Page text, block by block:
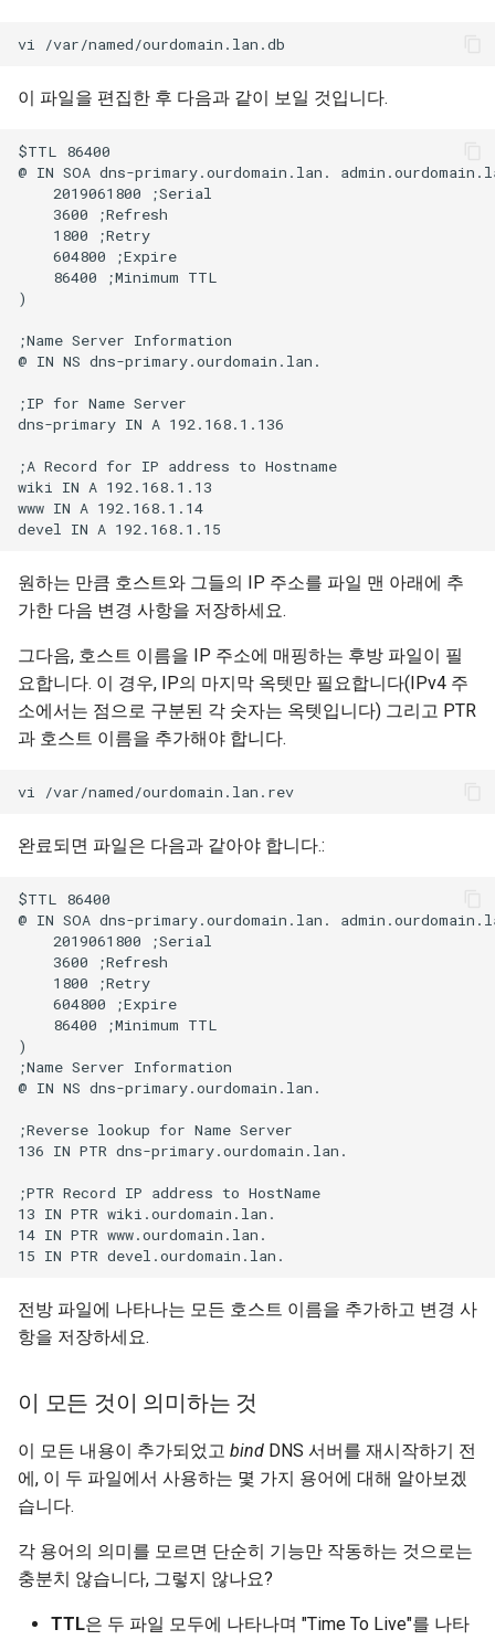
이 파일을 편집한 후 다음과 같이 보일 것입니다.
$TTL 86400
@ IN SOA dns-primary.ourdomain.lan.
    2019061800 ;Serial
    3600 ;Refresh
    1800 ;Retry
    604800 ;Expire
    86400 ;Minimum TTL
)
;Name Server Information
@ IN NS dns-primary.ourdomain.lan.
;IP for Name Server
dns-primary IN A 192.168.1.136
;A Record for IP address to Hostname
wiki IN A 192.168.1.13
www IN A 192.168.1.14
원하는 만큼 호스트와 그들의 IP 주소를 파일 맨 아래에 추
가한 다음 변경 사항을 저장하세요.
그다음, 호스트 이름을 IP 주소에 매핑하는 후방 파일이 필
요합니다. 이 경우, IP의 마지막 옥텟만 필요합니다(IPv4 주
소에서는 점으로 구분된 각 숫자는 옥텟입니다) 그리고 PTR
과 호스트 이름을 추가해야 합니다.
완료되면 파일은 다음과 같아야 합니다.:
$TTL 86400
@ IN SOA dns-primary.ourdomain.lan.
    2019061800 ;Serial
    3600 ;Refresh
    1800 ;Retry
    604800 ;Expire
    86400 ;Minimum TTL
)
;Name Server Information
@ IN NS dns-primary.ourdomain.lan.
;Reverse lookup for Name Server
136 IN PTR dns-primary.ourdomain.lan.
;PTR Record IP address to HostName
13 IN PTR wiki.ourdomain.lan.
14 IN PTR www.ourdomain.lan.
전방 파일에 나타나는 모든 호스트 이름을 추가하고 변경 사
항을 저장하세요.
이 모든 것이 의미하는 것
이 모든 내용이 추가되었고 bind DNS 서버를 재시작하기 전
에, 이 두 파일에서 사용하는 몇 가지 용어에 대해 알아보겠
습니다.
각 용어의 의미를 모르면 단순히 기능만 작동하는 것으로는
충분치 않습니다, 그렇지 않나요?
TTL은 두 파일 모두에 나타나며 "Time To Live"를 나타